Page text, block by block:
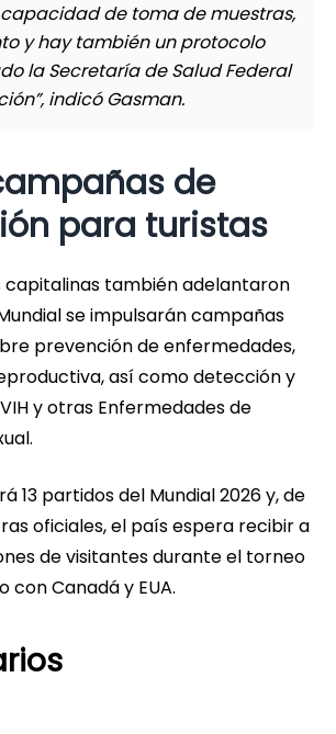
capacidad de toma de muestras,
y hay también un protocolo
la Secretaría de Salud Federal
indicó Gasman.
de
para turistas
capitalinas también adelantaron
se impulsarán campañas
prevención de enfermedades,
así como detección y
y otras Enfermedades de
13 partidos del Mundial 2026 y, de
oficiales, el país espera recibir a
de visitantes durante el torneo
con Canadá y EUA.